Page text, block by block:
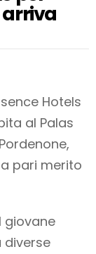
arriva
Hotels
al Palas
pari merito
giovane
diverse